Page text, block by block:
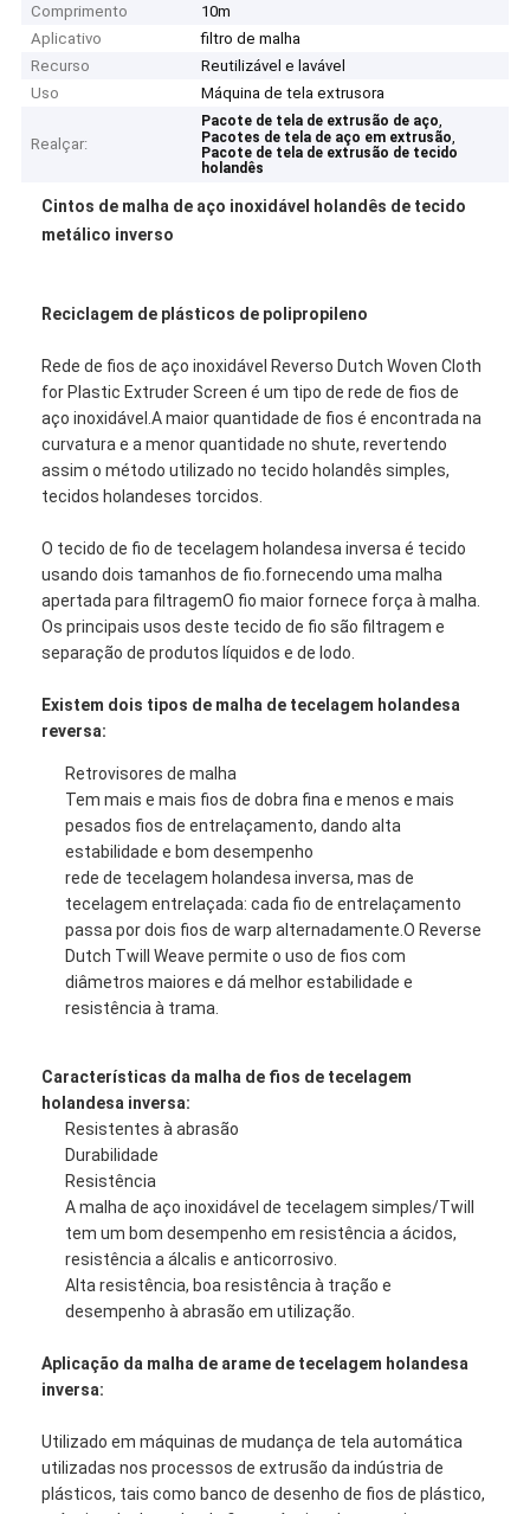
Casa
Produtos
Quem Somos
Comprimento
10m
Aplicativo
filtro de malha
Recurso
Reutilizável e lavável
Uso
Máquina de tela extrusora
Realçar:
Pacote de tela de extrusão de aço,
Pacotes de tela de aço em extrusão,
Pacote de tela de extrusão de tecido
holandês
Cintos de malha de aço inoxidável holandês de tecido
metálico inverso
Reciclagem de plásticos de polipropileno
Rede de fios de aço inoxidável Reverso Dutch Woven Cloth
for Plastic Extruder Screen é um tipo de rede de fios de
aço inoxidável.A maior quantidade de fios é encontrada na
curvatura e a menor quantidade no shute, revertendo
assim o método utilizado no tecido holandês simples,
tecidos holandeses torcidos.
O tecido de fio de tecelagem holandesa inversa é tecido
usando dois tamanhos de fio.fornecendo uma malha
apertada para filtragemO fio maior fornece força à malha.
Os principais usos deste tecido de fio são filtragem e
separação de produtos líquidos e de lodo.
Existem dois tipos de malha de tecelagem holandesa
reversa:
Retrovisores de malha
Tem mais e mais fios de dobra fina e menos e mais
pesados fios de entrelaçamento, dando alta
estabilidade e bom desempenho
rede de tecelagem holandesa inversa, mas de
tecelagem entrelaçada: cada fio de entrelaçamento
passa por dois fios de warp alternadamente.O Reverse
Dutch Twill Weave permite o uso de fios com
diâmetros maiores e dá melhor estabilidade e
resistência à trama.
Características da malha de fios de tecelagem
holandesa inversa:
Resistentes à abrasão
Durabilidade
Resistência
A malha de aço inoxidável de tecelagem simples/Twill
tem um bom desempenho em resistência a ácidos,
resistência a álcalis e anticorrosivo.
Alta resistência, boa resistência à tração e
desempenho à abrasão em utilização.
Aplicação da malha de arame de tecelagem holandesa
inversa:
Utilizado em máquinas de mudança de tela automática
utilizadas nos processos de extrusão da indústria de
plásticos, tais como banco de desenho de fios de plástico,